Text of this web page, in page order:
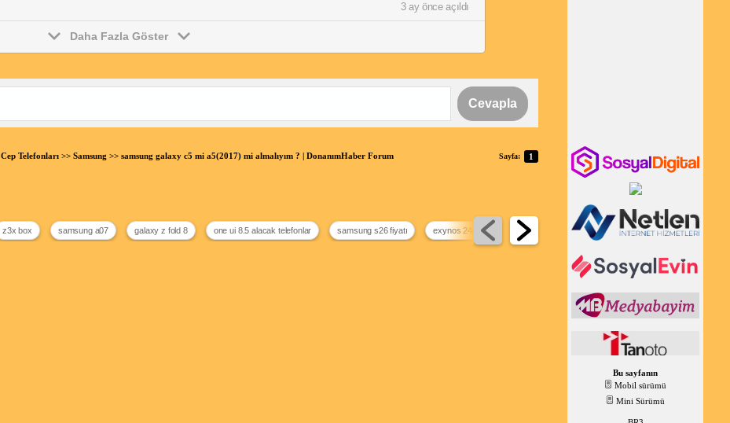
3 ay önce açıldı
Daha Fazla Göster
Cevapla
Sayfa: 1
Cep Telefonları>> Samsung >> samsung galaxy c5 mi a5(2017) mi almalıyım ? | DonanımHaber Forum
z3x box samsung a07 galaxy z fold 8 one ui 8.5 alacak telefonlar samsung s26 fiyatı exynos 2400 vs snapdragon 8 gen 3
Bu sayfanın
Mobil sürümü
Mini Sürümü